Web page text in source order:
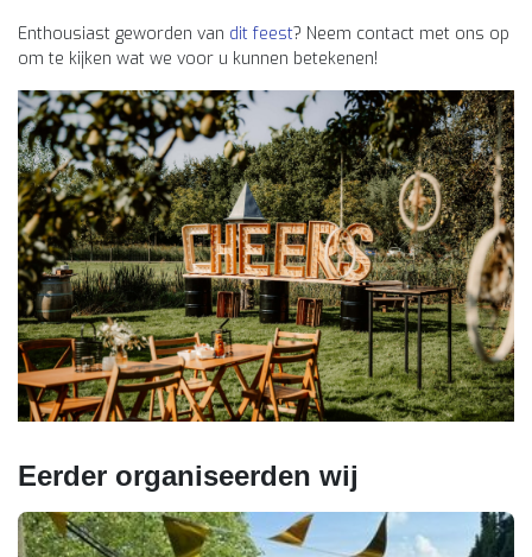
Enthousiast geworden van dit feest? Neem contact met ons op
om te kijken wat we voor u kunnen betekenen!
Eerder organiseerden wij